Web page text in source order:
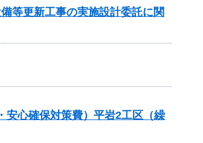
等更新工事の実施設計委託に関
心確保対策費）平岩2工区（繰